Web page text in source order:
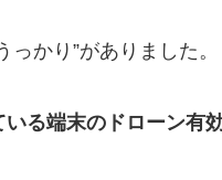
かり”がありました。
いる端末のドローン